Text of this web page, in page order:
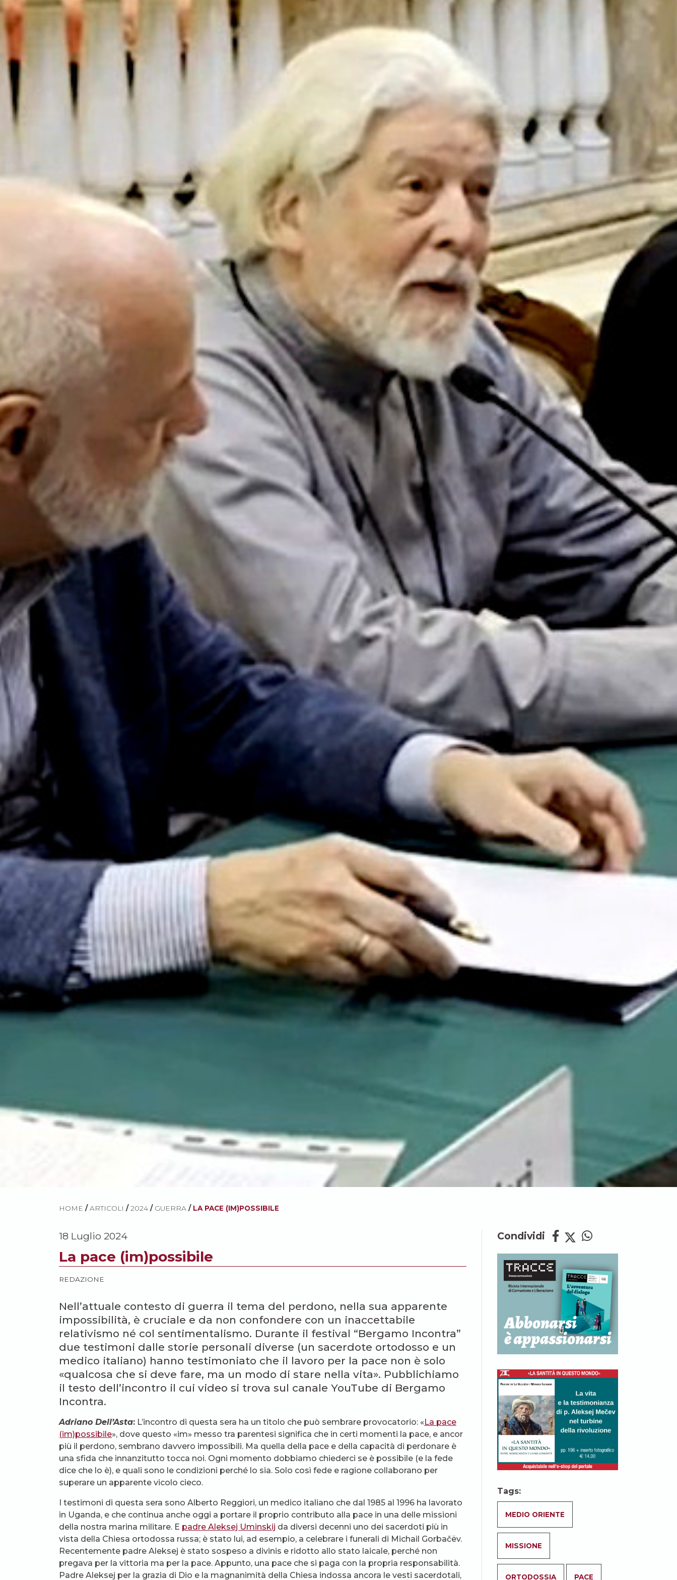
HOME / ARTICOLI / 2024 / GUERRA / LA PACE (IM)POSSIBILE
18 Luglio 2024
La pace (im)possibile
REDAZIONE
Nell’attuale contesto di guerra il tema del perdono, nella sua apparente
impossibilità, è cruciale e da non confondere con un inaccettabile
relativismo né col sentimentalismo. Durante il festival “Bergamo Incontra”
due testimoni dalle storie personali diverse (un sacerdote ortodosso e un
medico italiano) hanno testimoniato che il lavoro per la pace non è solo
«qualcosa che si deve fare, ma un modo di stare nella vita». Pubblichiamo
il testo dell’incontro il cui video si trova sul canale YouTube di Bergamo
Incontra.
Adriano Dell’Asta: L’incontro di questa sera ha un titolo che può sembrare provocatorio: «La pace
(im)possibile», dove questo «im» messo tra parentesi significa che in certi momenti la pace, e ancor
più il perdono, sembrano davvero impossibili. Ma quella della pace e della capacità di perdonare è
una sfida che innanzitutto tocca noi. Ogni momento dobbiamo chiederci se è possibile (e la fede
dice che lo è), e quali sono le condizioni perché lo sia. Solo così fede e ragione collaborano per
superare un apparente vicolo cieco.
I testimoni di questa sera sono Alberto Reggiori, un medico italiano che dal 1985 al 1996 ha lavorato
in Uganda, e che continua anche oggi a portare il proprio contributo alla pace in una delle missioni
della nostra marina militare. E padre Aleksej Uminskij da diversi decenni uno dei sacerdoti più in
vista della Chiesa ortodossa russa; è stato lui, ad esempio, a celebrare i funerali di Michail Gorbačëv.
Recentemente padre Aleksej è stato sospeso a divinis e ridotto allo stato laicale, perché non
pregava per la vittoria ma per la pace. Appunto, una pace che si paga con la propria responsabilità.
Padre Aleksej per la grazia di Dio e la magnanimità della Chiesa indossa ancora le vesti sacerdotali,
Condividi
Tags:
MEDIO ORIENTE
MISSIONE
ORTODOSSIA PACE